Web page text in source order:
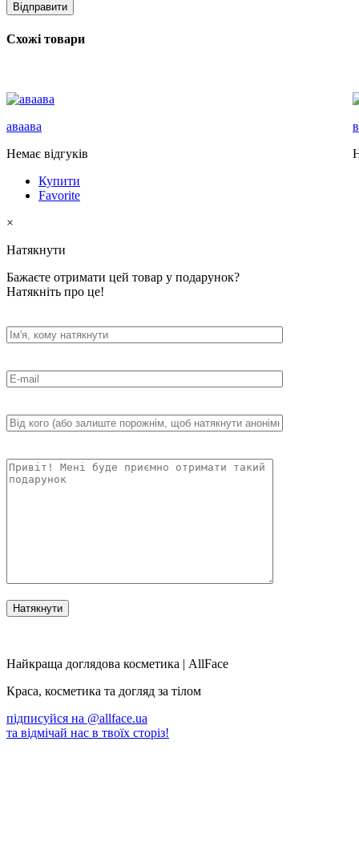
Схожі товари
аваава
Немає відгуків
Купити
Favorite
×
Натякнути
Бажаєте отримати цей товар у подарунок?
Натякніть про це!
Найкраща доглядова косметика | AllFace
Краса, косметика та догляд за тілом
підписуйся на @allface.ua
та відмічай нас в твоїх сторіз!